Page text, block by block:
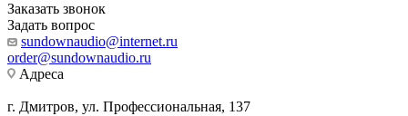
Заказать звонок
Задать вопрос
sundownaudio@internet.ru
order@sundownaudio.ru
Адреса
г. Дмитров, ул. Профессиональная, 137